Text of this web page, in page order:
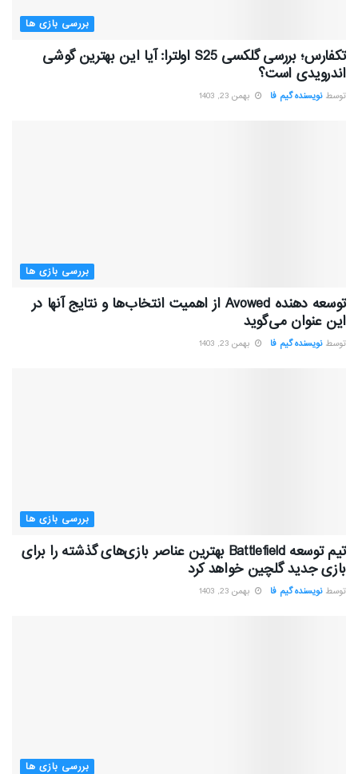
بررسی بازی ها
تکفارس؛ بررسی گلکسی S25 اولترا: آیا این بهترین گوشی
اندرویدی است؟
توسط نویسنده گیم فا بهمن 23, 1403
بررسی بازی ها
توسعه دهنده Avowed از اهمیت انتخاب‌ها و نتایج آنها در
این عنوان می‌گوید
توسط نویسنده گیم فا بهمن 23, 1403
بررسی بازی ها
تیم توسعه Battlefield بهترین عناصر بازی‌های گذشته را برای
بازی جدید گلچین خواهد کرد
توسط نویسنده گیم فا بهمن 23, 1403
بررسی بازی ها